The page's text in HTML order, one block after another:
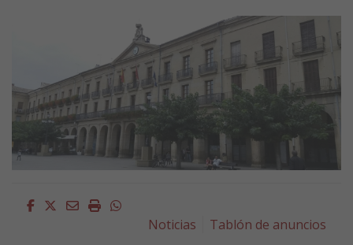
Facebook
Twitter
EmailImprimirWhatsapp
Noticias
Tablón de anuncios